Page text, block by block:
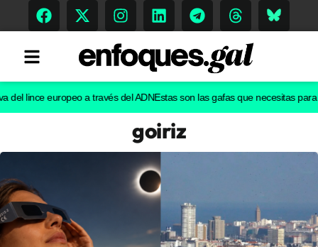
Gastronomía
lince europeo a través del ADNEstas son las gafas que necesitas para
goiriz